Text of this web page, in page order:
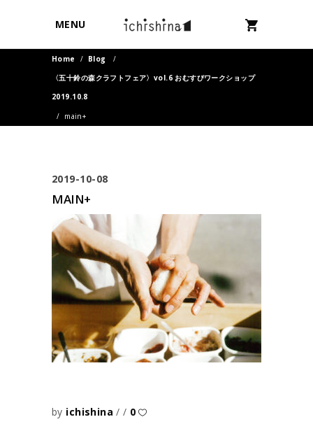
MENU
Home / Blog
/
〈五十鈴の森クラフトフェア〉vol.6 おむすびワークショップ
2019.10.8
/ main+
2019-10-08
MAIN+
by ichishina 0